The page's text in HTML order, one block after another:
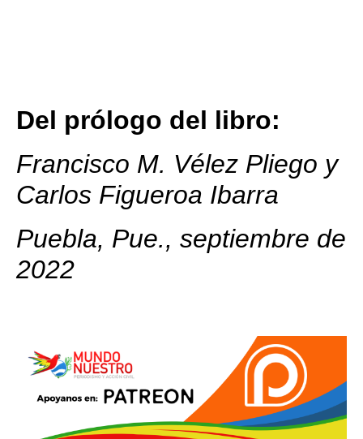
Del prólogo del libro:
Francisco M. Vélez Pliego y
Carlos Figueroa Ibarra
Puebla, Pue., septiembre de
2022